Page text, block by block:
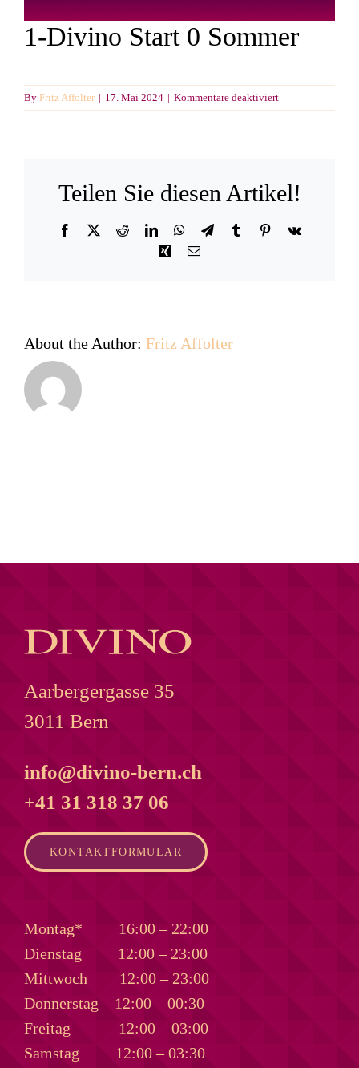
1-Divino Start 0 Sommer
By Fritz Affolter | 17. Mai 2024 | Kommentare deaktiviertfür
1-
Teilen Sie diesen Artikel!
Facebook
X RedditLinkedInWhatsApp
TelegramTumblrPinterest
Vk
Xing Email
About the Author: Fritz Affolter
Aarbergergasse 35
3011 Bern
info@divino-bern.ch
+41 31 318 37 06
KONTAKTFORMULAR
Montag*
16:00 – 22:00
Dienstag
12:00 – 23:00
Mittwoch
12:00 – 23:00
Donnerstag
12:00 – 00:30
Freitag
12:00 – 03:00
Samstag
12:00 – 03:30